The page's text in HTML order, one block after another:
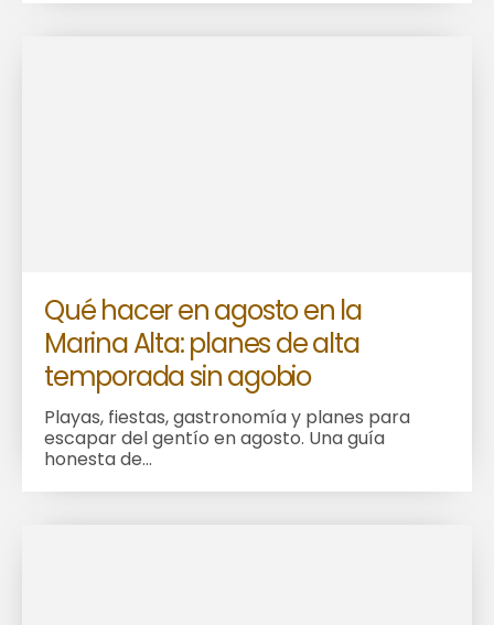
Qué hacer en agosto en la
Marina Alta: planes de alta
temporada sin agobio
Playas, fiestas, gastronomía y planes para
escapar del gentío en agosto. Una guía
honesta de...